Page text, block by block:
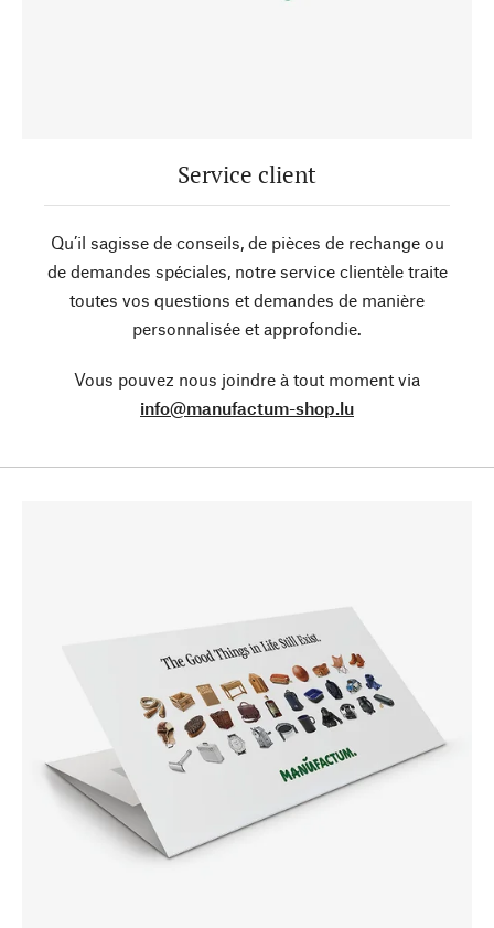
Service client
Qu’il sagisse de conseils, de pièces de rechange ou
de demandes spéciales, notre service clientèle traite
toutes vos questions et demandes de manière
personnalisée et approfondie.
Vous pouvez nous joindre à tout moment via
info@manufactum-shop.lu